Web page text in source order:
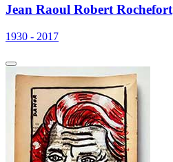
Jean Raoul Robert Rochefort
1930 - 2017